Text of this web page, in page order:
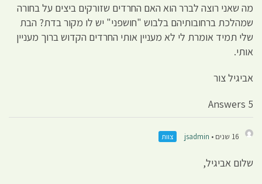
מה שאני רוצה לברר הוא האם החרדים שזורקים ביצים על בחורה
שמהלכת ברחובותיהם בלבוש "חושפני" יש לו מקור בדת? הבת
שלי תמיד אומרת לי לא מעניין אותי החרדים הקדוש ברוך מעניין
אותי.
אביגיל צור
5 Answers
16 שנים • jsadmin צוות
שלום אביגיל,